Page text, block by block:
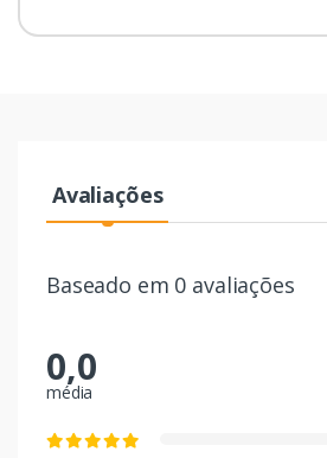
Avaliações
Baseado em 0 avaliações
0,0
média